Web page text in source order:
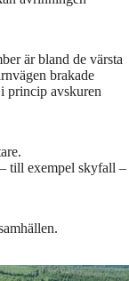
är bland de värsta
brakade
princip avskuren
till exempel skyfall –